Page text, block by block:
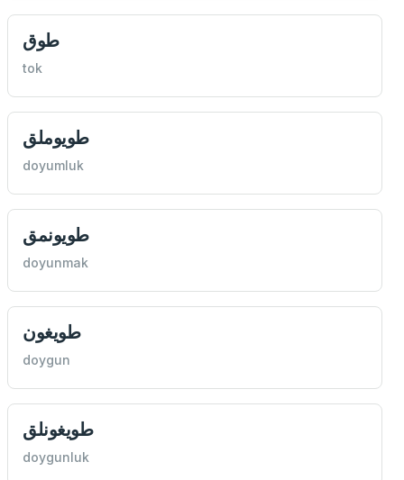
طوق
tok
طويوملق
doyumluk
طويونمق
doyunmak
طويغون
doygun
طويغونلق
doygunluk